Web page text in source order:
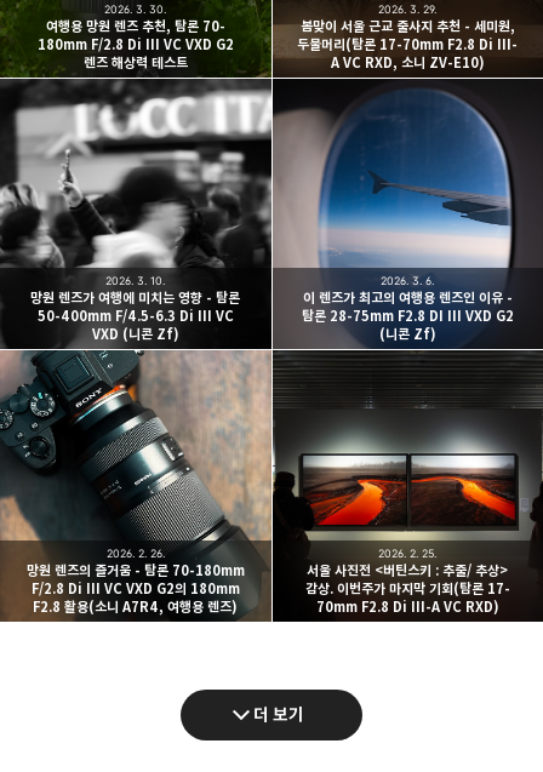
여행용 망원 렌즈 추천, 탐론 70-
180mm F/2.8 Di III VC VXD G2
렌즈 해상력 테스트
2026. 3. 30.
봄맞이 서울 근교 출사지 추천 - 세미원,
두물머리(탐론 17-70mm F2.8 Di III-
A VC RXD, 소니 ZV-E10)
2026. 3. 29.
망원 렌즈가 여행에 미치는 영향 - 탐론
50-400mm F/4.5-6.3 Di III VC
VXD (니콘 Zf)
2026. 3. 10.
이 렌즈가 최고의 여행용 렌즈인 이유 -
탐론 28-75mm F2.8 DI III VXD G2
(니콘 Zf)
2026. 3. 6.
망원 렌즈의 즐거움 - 탐론 70-180mm
F/2.8 Di III VC VXD G2의 180mm
F2.8 활용(소니 A7R4, 여행용 렌즈)
2026. 2. 26.
서울 사진전 <버틴스키 : 추출/ 추상>
감상. 이번주가 마지막 기회(탐론 17-
70mm F2.8 Di III-A VC RXD)
2026. 2. 25.
더 보기